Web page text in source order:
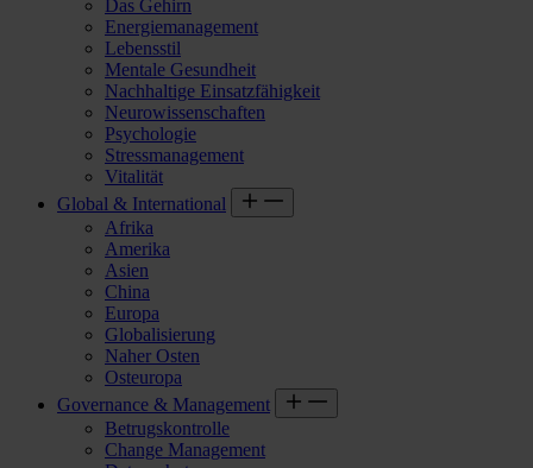
Das Gehirn
Energiemanagement
Lebensstil
Mentale Gesundheit
Nachhaltige Einsatzfähigkeit
Neurowissenschaften
Psychologie
Stressmanagement
Vitalität
Global & International
Afrika
Amerika
Asien
China
Europa
Globalisierung
Naher Osten
Osteuropa
Governance & Management
Betrugskontrolle
Change Management